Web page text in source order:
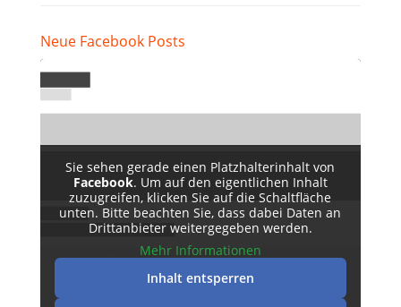
Neue Facebook Posts
Sie sehen gerade einen Platzhalterinhalt von
Facebook. Um auf den eigentlichen Inhalt
zuzugreifen, klicken Sie auf die Schaltfläche
unten. Bitte beachten Sie, dass dabei Daten an
Drittanbieter weitergegeben werden.
Mehr Informationen
Inhalt entsperren